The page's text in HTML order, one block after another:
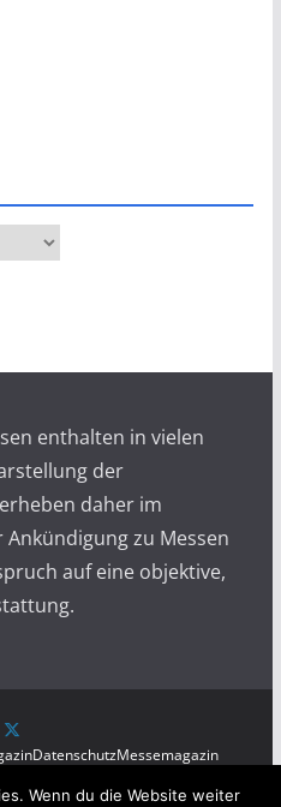
enthalten in vielen
der
daher im
zu Messen
auf eine objektive,
DatenschutzMessemagazin
Wenn du die Website weiter